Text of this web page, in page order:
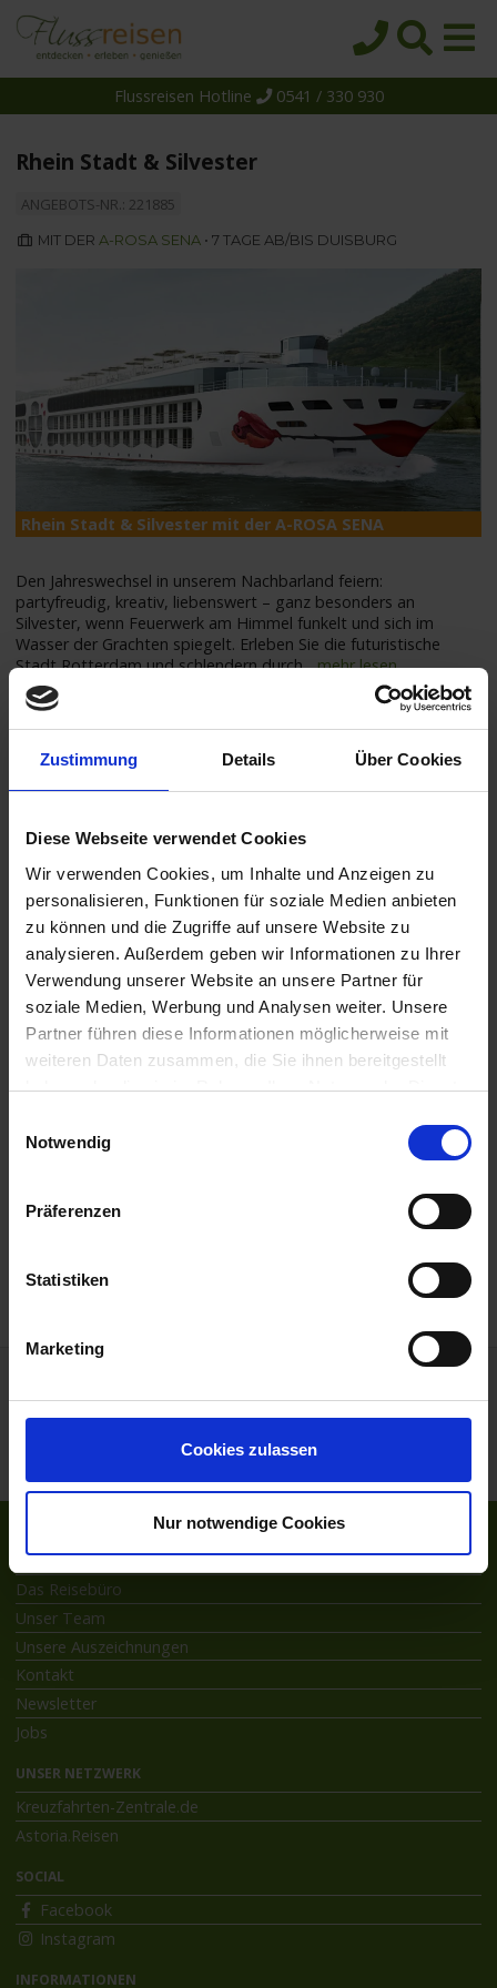
Zustimmung Details Über Cookies
Diese Webseite verwendet Cookies
Wir verwenden Cookies, um Inhalte und Anzeigen zu
personalisieren, Funktionen für soziale Medien anbieten
zu können und die Zugriffe auf unsere Website zu
analysieren. Außerdem geben wir Informationen zu Ihrer
Verwendung unserer Website an unsere Partner für
soziale Medien, Werbung und Analysen weiter. Unsere
Partner führen diese Informationen möglicherweise mit
weiteren Daten zusammen, die Sie ihnen bereitgestellt
haben oder die sie im Rahmen Ihrer Nutzung der Dienste
Notwendig
Präferenzen
Statistiken
Marketing
Cookies zulassen
Nur notwendige Cookies
Wissen
Suche
Flussreisen Hotline 0541 / 330 930
Rhein Stadt & Silvester
ANGEBOTS-NR.: 221885
MIT DER A-ROSA SENA• 7 TAGE AB/BIS DUISBURG
Rhein Stadt & Silvester mit der A-ROSA SENA
Den Jahreswechsel in unserem Nachbarland feiern:
partyfreudig, kreativ, liebenswert – ganz besonders an
Silvester, wenn Feuerwerk am Himmel funkelt und sich im
Wasser der Grachten spiegelt. Erleben Sie die futuristische
Stadt Rotterdam und schlendern durch... mehr lesen
REISEROUTE - KARTE VERGRÖSSERN
Termine & Preise
27.12.2027 -
auf
Anfrage
ab€
1.748,-
p.P.
auf
ab
p.P.
Weitere Reisedetails
Reisedokumente
ÜBER ASTORIA
Das Reisebüro
Unser Team
Unsere Auszeichnungen
Kontakt
Newsletter
Jobs
UNSER NETZWERK
Kreuzfahrten-Zentrale.de
Astoria.Reisen
SOCIAL
Facebook
Instagram
INFORMATIONEN